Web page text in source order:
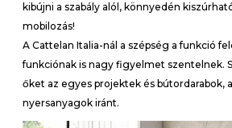
kibújni a szabály alól, könnyedén
mobilozás!
A Cattelan Italia-nál a szépség a funkció
funkciónak is nagy figyelmet szentelnek.
őket az egyes projektek és bútordarabok,
nyersanyagok iránt.